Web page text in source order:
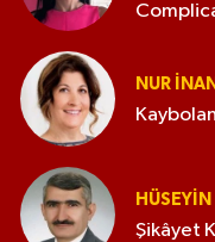
NUR İNAN
Şikâyet